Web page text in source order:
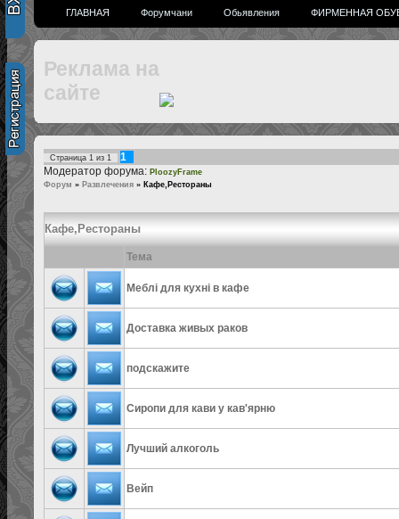
ГЛАВНАЯ Форумчани Обьявления ФИРМЕННАЯ
Реклама на
сайте
Страница 1 из 1
1
Модератор форума: PloozyFrame
Форум » Развлечения » Кафе,Рестораны
Кафе,Рестораны
Тема
Меблі для кухні в кафе
Доставка живых раков
подскажите
Сиропи для кави у кав'ярню
Лучший алкоголь
Вейп